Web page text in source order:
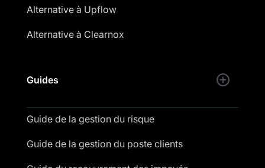
Alternative à Upflow
Alternative à Clearnox
Guides
Guide de la gestion du risque
Guide de la gestion du poste clients